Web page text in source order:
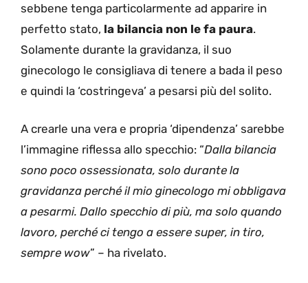
sebbene tenga particolarmente ad apparire in
perfetto stato, la bilancia non le fa paura.
Solamente durante la gravidanza, il suo
ginecologo le consigliava di tenere a bada il peso
e quindi la ‘costringeva’ a pesarsi più del solito.
A crearle una vera e propria ‘dipendenza’ sarebbe
l’immagine riflessa allo specchio: “Dalla bilancia
sono poco ossessionata, solo durante la
gravidanza perché il mio ginecologo mi obbligava
a pesarmi. Dallo specchio di più, ma solo quando
lavoro, perché ci tengo a essere super, in tiro,
sempre wow” – ha rivelato.